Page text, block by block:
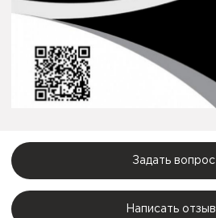
Задать вопрос
Написать отзыв